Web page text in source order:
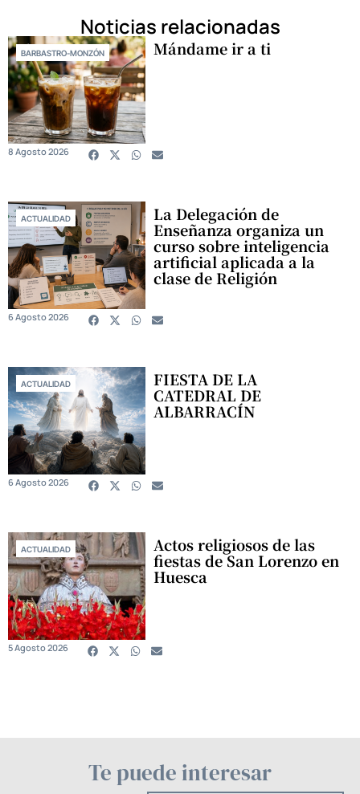
Noticias relacionadas
BARBASTRO-MONZÓN Mándame ir a ti
8 Agosto 2026
ACTUALIDAD La Delegación de
Enseñanza organiza un
curso sobre inteligencia
artificial aplicada a la
clase de Religión
6 Agosto 2026
ACTUALIDAD FIESTA DE LA
CATEDRAL DE
ALBARRACÍN
6 Agosto 2026
ACTUALIDAD Actos religiosos de las
fiestas de San Lorenzo en
Huesca
5 Agosto 2026
Te puede interesar